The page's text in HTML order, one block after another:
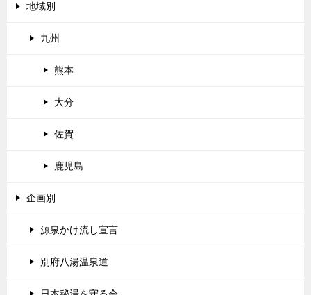
地域別
九州
熊本
大分
佐賀
鹿児島
企画別
源泉かけ流し宣言
別府八湯温泉道